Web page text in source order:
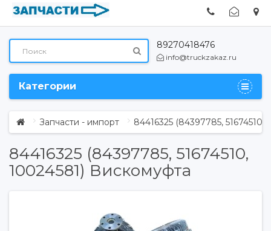
89270418476
info@truckzakaz.ru
Категории
Запчасти - импорт 84416325 (84397785,
84416325 (84397785, 51674510,
10024581) Вискомуфта